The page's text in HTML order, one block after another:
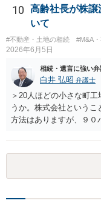
写しを添付して、期限
ます。それでも回答が
による不当な関与の有
任状、母親の発言内容、
示して相談した方がよい
は、相続人間で遺産分
10
高齢社長が株
いて
#不動産・土地の相続 #M&A
2026年6月5日
相続・遺言に強い弁
白井 弘昭 弁護士
＞20人ほどの小さな町
うか。株式会社という
方法はありますが、９０
るか、家族を説得して承
がいれば、全員で会社を
れます。 それか、しば
継させるしかないように